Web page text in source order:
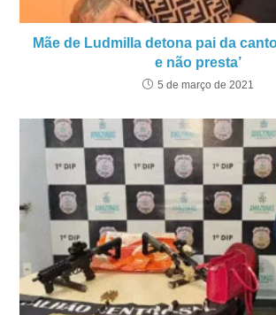
Mãe de Ludmilla detona pai da
e não presta’
5 de março de 2021